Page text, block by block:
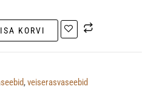
KORVI
,veiserasvaseebid